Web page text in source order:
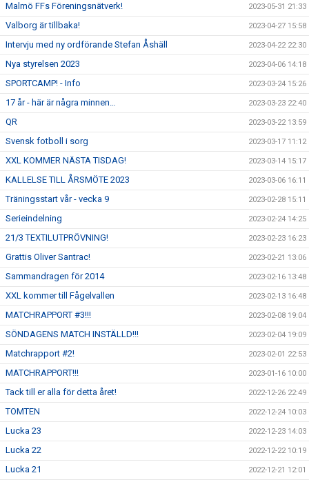
Malmö FFs Föreningsnätverk! 2023-05-31 21:33
Valborg är tillbaka! 2023-04-27 15:58
Intervju med ny ordförande Stefan Åshäll 2023-04-22 22:30
Nya styrelsen 2023 2023-04-06 14:18
SPORTCAMP! - Info 2023-03-24 15:26
17 år - här är några minnen… 2023-03-23 22:40
QR 2023-03-22 13:59
Svensk fotboll i sorg 2023-03-17 11:12
XXL KOMMER NÄSTA TISDAG! 2023-03-14 15:17
KALLELSE TILL ÅRSMÖTE 2023 2023-03-06 16:11
Träningsstart vår - vecka 9 2023-02-28 15:11
Serieindelning 2023-02-24 14:25
21/3 TEXTILUTPRÖVNING! 2023-02-23 16:23
Grattis Oliver Santrac! 2023-02-21 13:06
Sammandragen för 2014 2023-02-16 13:48
XXL kommer till Fågelvallen 2023-02-13 16:48
MATCHRAPPORT #3!!! 2023-02-08 19:04
SÖNDAGENS MATCH INSTÄLLD!!! 2023-02-04 19:09
Matchrapport #2! 2023-02-01 22:53
MATCHRAPPORT!!! 2023-01-16 10:00
Tack till er alla för detta året! 2022-12-26 22:49
TOMTEN 2022-12-24 10:03
Lucka 23 2022-12-23 14:03
Lucka 22 2022-12-22 10:19
Lucka 21 2022-12-21 12:01